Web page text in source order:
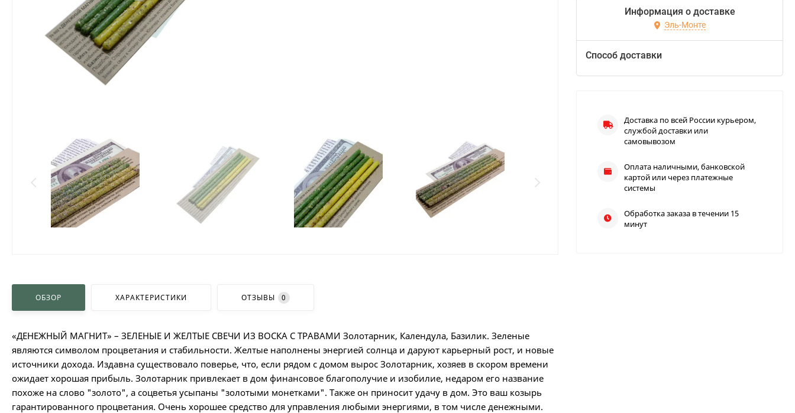
ОБЗОР ХАРАКТЕРИСТИКИ ОТЗЫВЫ 0
«ДЕНЕЖНЫЙ МАГНИТ» – ЗЕЛЕНЫЕ И ЖЕЛТЫЕ СВЕЧИ ИЗ ВОСКА С ТРАВАМИ Золотарник, Календула, Базилик. Зеленые
являются символом процветания и стабильности. Желтые наполнены энергией солнца и даруют карьерный рост, и новые
источники дохода. Издавна существовало поверье, что, если рядом с домом вырос Золотарник, хозяев в скором времени
ожидает хорошая прибыль. Золотарник привлекает в дом финансовое благополучие и изобилие, недаром его название
похоже на слово "золото", а соцветья усыпаны "золотыми монетками". Также он приносит удачу в дом. Это ваш козырь
гарантированного процветания. Очень хорошее средство для управления любыми энергиями, в том числе денежными.
Информация о доставке
Эль-Монте
Способ доставки
Доставка по всей России курьером,
службой доставки или
самовывозом
Оплата наличными, банковской
картой или через платежные
системы
Обработка заказа в течении 15
минут